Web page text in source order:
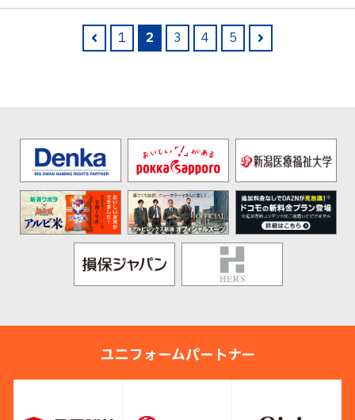
1 2 3 4
5
ユニフォームパートナー